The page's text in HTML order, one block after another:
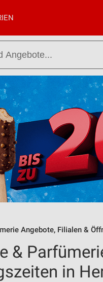
Angebote, Filialen &
&
in